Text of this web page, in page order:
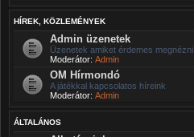
HÍREK, KÖZLEMÉNYEK
Admin üzenetek
Üzenetek amiket érdemes megnézni
Moderátor: Admin
OM Hírmondó
A játékkal kapcsolatos híreink
Moderátor: Admin
ÁLTALÁNOS